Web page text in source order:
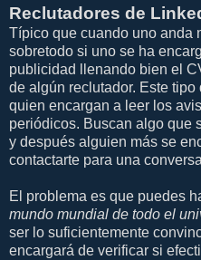
Reclutadores de
Típico que cuando uno anda
sobretodo si uno se ha
publicidad llenando bien el
de algún reclutador. Este
quien encargan a leer los
periódicos. Buscan algo que
y después alguien más se
contactarte para una
El problema es que puedes
mundo mundial de todo el
ser lo suficientemente
encargará de verificar si